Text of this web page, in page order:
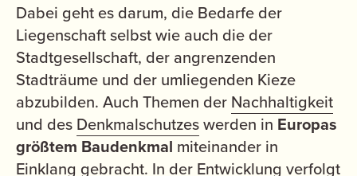
Dabei geht es darum, die Bedarfe der
Liegenschaft selbst wie auch die der
Stadtgesellschaft, der angrenzenden
Stadträume und der umliegenden Kieze
abzubilden. Auch Themen der Nachhaltigkeit
und des Denkmalschutzeswerden in Europas
größtem Baudenkmal miteinander in
Einklang gebracht. In der Entwicklung verfolgt